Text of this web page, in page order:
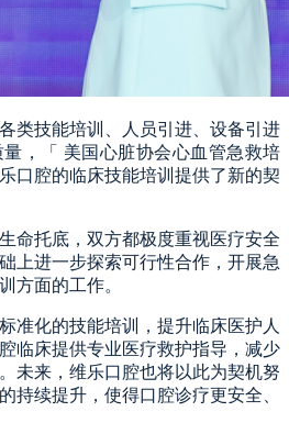
类技能培训、人员引进、设备引进
，「 美国心脏协会心血管急救培
口腔的临床技能培训提供了新的契
命托底，双方都极度重视医疗安全
上进一步探索可行性合作，开展急
方面的工作。
准化的技能培训，提升临床医护人
临床提供专业医疗救护指导，减少
未来，维乐口腔也将以此为契机努
持续提升，使得口腔诊疗更安全、